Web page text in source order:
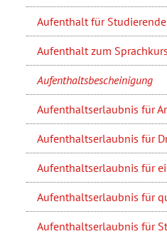
Aufenthalt für Studierende
Aufenthalt zum Sprachkurs
Aufenthaltsbescheinigung
Aufenthaltserlaubnis für
Aufenthaltserlaubnis für
Aufenthaltserlaubnis für
Aufenthaltserlaubnis für
Aufenthaltserlaubnis für